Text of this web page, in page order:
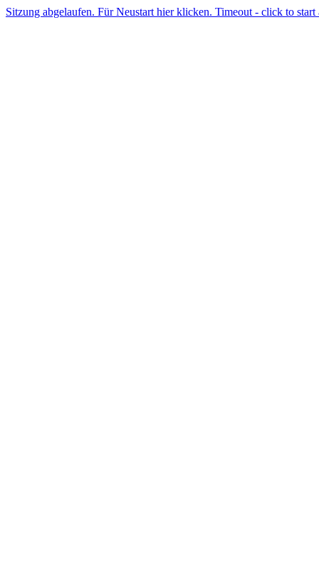
Sitzung abgelaufen. Für Neustart hier klicken. Timeout - click to start